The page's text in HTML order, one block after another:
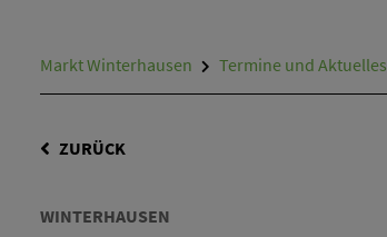
Markt Winterhausen Termine und Aktuelles
ZURÜCK
WINTERHAUSEN